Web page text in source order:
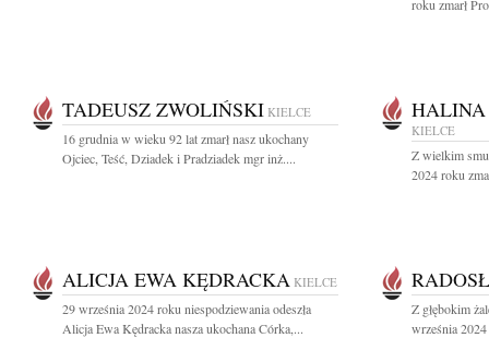
roku zmarł
TADEUSZ ZWOLIŃSKI KIELCE
16 grudnia w wieku 92 lat zmarł nasz ukochany
Ojciec, Teść, Dziadek i Pradziadek mgr inż....
HALINA
KIELCE
Z wielkim
2024 roku
ALICJA EWA KĘDRACKA KIELCE
29 września 2024 roku niespodziewania odeszła
Alicja Ewa Kędracka nasza ukochana Córka,...
Z głębokim
września 2024